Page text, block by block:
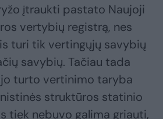
įtraukti pastato Naujoji
vertybių registrą, nes
turi tik vertingųjų savybių
savybių. Tačiau tada
turto vertinimo taryba
struktūros statinio
tiek nebuvo galima griauti,